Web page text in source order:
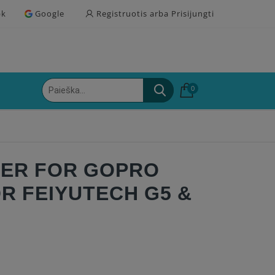
Google Registruotis arba Prisijungti
0
FOR GOPRO
FEIYUTECH G5 &